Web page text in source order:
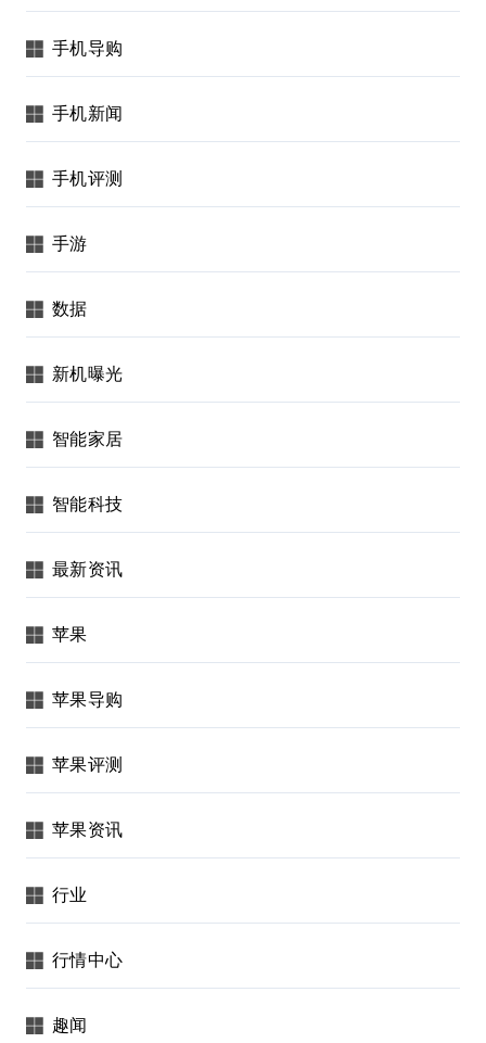
手机导购
手机新闻
手机评测
手游
数据
新机曝光
智能家居
智能科技
最新资讯
苹果
苹果导购
苹果评测
苹果资讯
行业
行情中心
趣闻